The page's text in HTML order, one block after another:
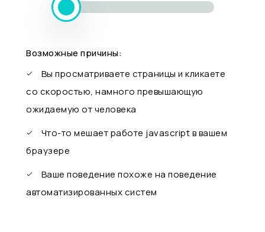
Возможные причины:
Вы просматриваете страницы и кликаете
со скоростью, намного превышающую
ожидаемую от человека
Что-то мешает работе javascript в вашем
браузере
Ваше поведение похоже на поведение
автоматизированных систем